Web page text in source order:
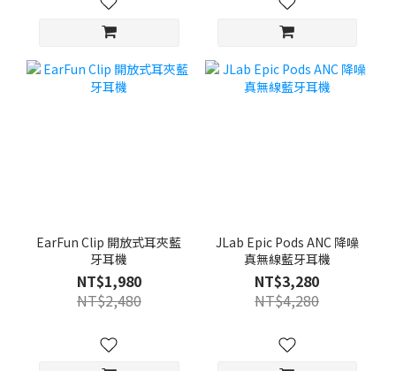
EarFun Clip 開放式耳夾藍
牙耳機
NT$1,980
NT$2,480
JLab Epic Pods ANC 降噪
真無線藍牙耳機
NT$3,280
NT$4,280